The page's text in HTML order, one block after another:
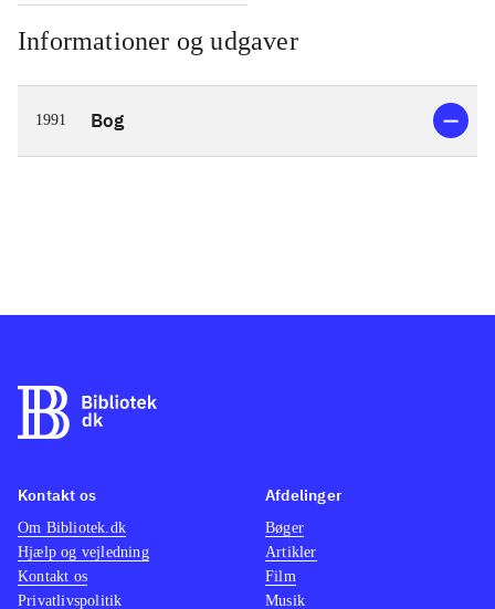
Informationer og udgaver
1991 Bog
Kontakt os
Om Bibliotek.dk
Hjælp og vejledning
Kontakt os
Privatlivspolitik
Afdelinger
Bøger
Artikler
Film
Musik